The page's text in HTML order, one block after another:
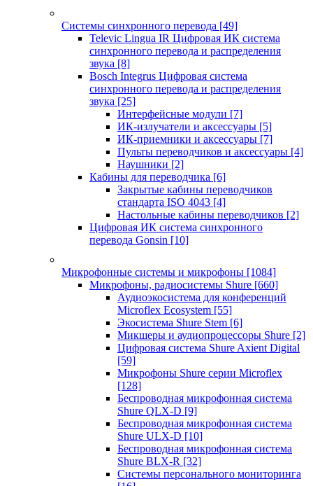
Системы синхронного перевода [49]
Televic Lingua IR Цифровая ИК система
синхронного перевода и распределения
звука [8]
Bosch Integrus Цифровая система
синхронного перевода и распределения
звука [25]
Интерфейсные модули [7]
ИК-излучатели и аксессуары [5]
ИК-приемники и аксессуары [7]
Пульты переводчиков и аксессуары [4]
Наушники [2]
Кабины для переводчика [6]
Закрытые кабины переводчиков
стандарта ISO 4043 [4]
Настольные кабины переводчиков [2]
Цифровая ИК система синхронного
перевода Gonsin [10]
Микрофонные системы и микрофоны [1084]
Микрофоны, радиосистемы Shure [660]
Аудиоэкосистема для конференций
Microflex Ecosystem [55]
Экосистема Shure Stem [6]
Микшеры и аудиопроцессоры Shure [2]
Цифровая система Shure Axient Digital
[59]
Микрофоны Shure серии Microflex
[128]
Беспроводная микрофонная система
Shure QLX-D [9]
Беспроводная микрофонная система
Shure ULX-D [10]
Беспроводная микрофонная система
Shure BLX-R [32]
Системы персонального мониторинга